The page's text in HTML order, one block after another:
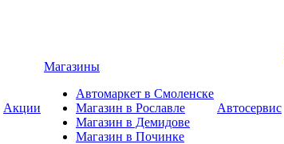
Акции
Магазины
Автомаркет в Смоленске
Магазин в Рославле
Магазин в Демидове
Магазин в Починке
Автосервис